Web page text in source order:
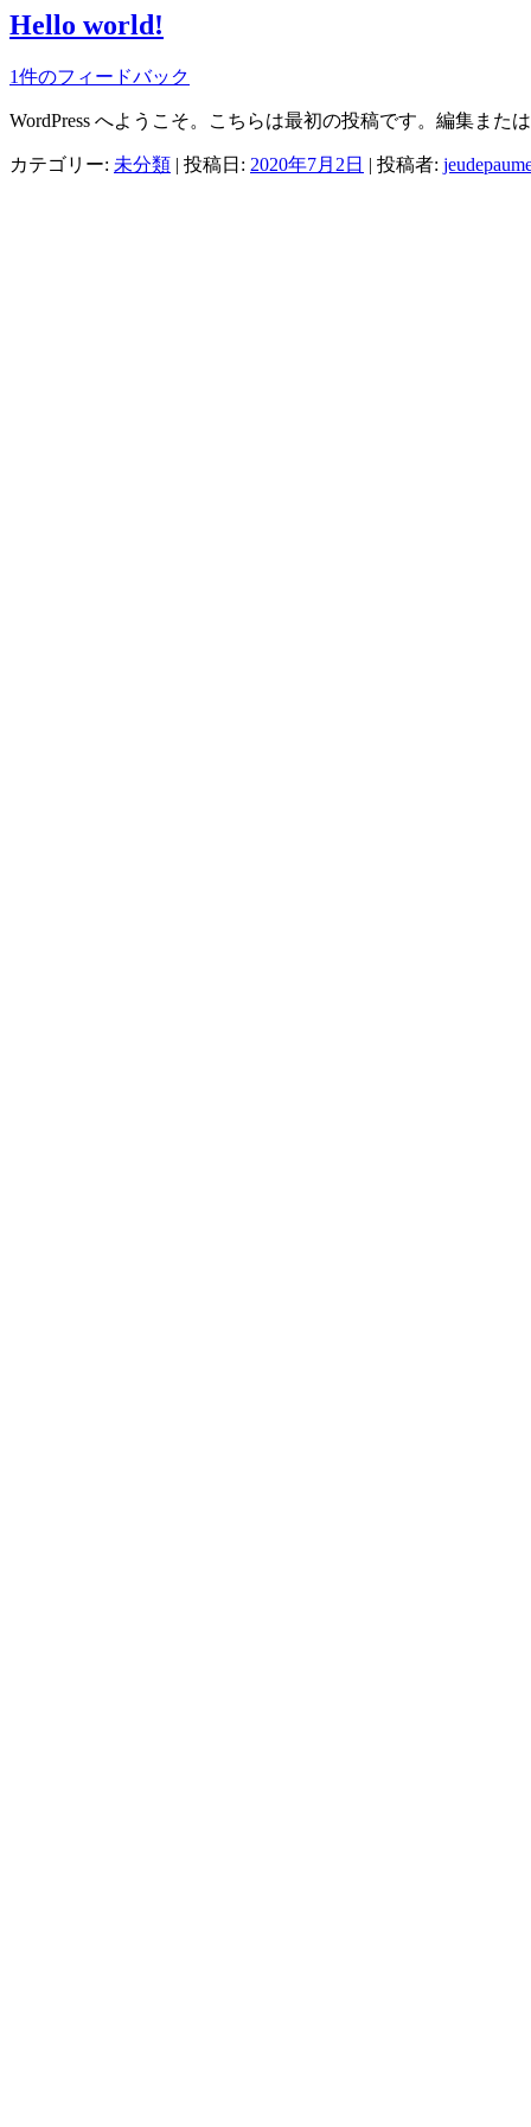
Hello world!
1件のフィードバック
WordPress へようこそ。こちらは最初の投稿です。編集また
カテゴリー: 未分類 | 投稿日: 2020年7月2日 | 投稿者: